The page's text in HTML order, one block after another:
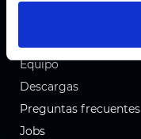
Equipo
Descargas
Preguntas frecuentes
Jobs